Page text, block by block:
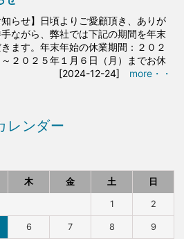
知らせ】日頃よりご愛顧頂き、ありが
ながら、弊社では下記の期間を年末
ます。年末年始の休業期間：２０２
２０２５年１月６日（月）までお休
[2024-12-24] more・・
レンダー
木 金 土 日
1 2
6 7 8 9